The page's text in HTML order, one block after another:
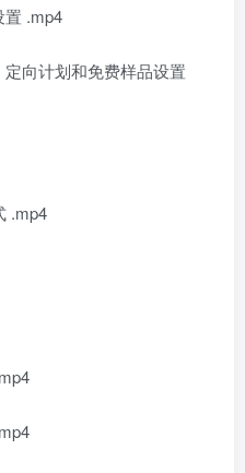
置 .mp4
向计划和免费样品设置
.mp4